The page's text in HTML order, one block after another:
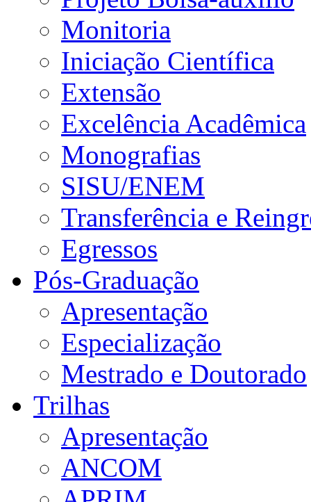
Monitoria
Iniciação Científica
Extensão
Excelência Acadêmica
Monografias
SISU/ENEM
Transferência e
Egressos
Pós-Graduação
Apresentação
Especialização
Mestrado e Doutorado
Trilhas
Apresentação
ANCOM